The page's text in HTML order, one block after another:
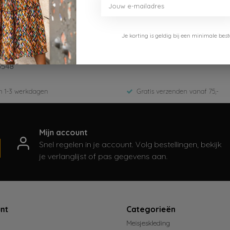
240-Light Coral
1-3 werkdagen Gratis verzenden vanaf 75,-
Mijn account
Snel regelen in je account. Volg bestellingen, bekijk
je verlanglijst of pas gegevens aan.
Categorieën
Meisjeskleding
Je korting is geldig bij een minimale